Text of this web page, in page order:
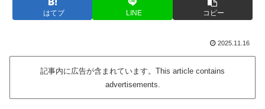
はてブ LINE コピー
2025.11.16
記事内に広告が含まれています。This article contains
advertisements.